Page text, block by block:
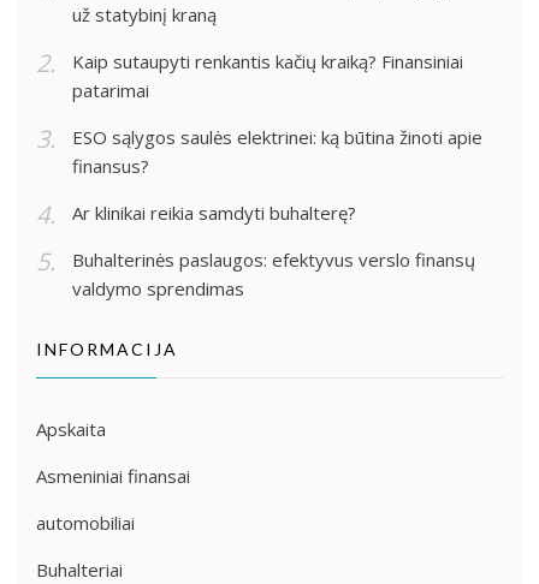
už statybinį kraną
Kaip sutaupyti renkantis kačių kraiką? Finansiniai
patarimai
ESO sąlygos saulės elektrinei: ką būtina žinoti apie
finansus?
Ar klinikai reikia samdyti buhalterę?
Buhalterinės paslaugos: efektyvus verslo finansų
valdymo sprendimas
INFORMACIJA
Apskaita
Asmeniniai finansai
automobiliai
Buhalteriai